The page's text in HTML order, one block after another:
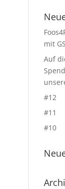
mit
Auf
#12
#11
#10